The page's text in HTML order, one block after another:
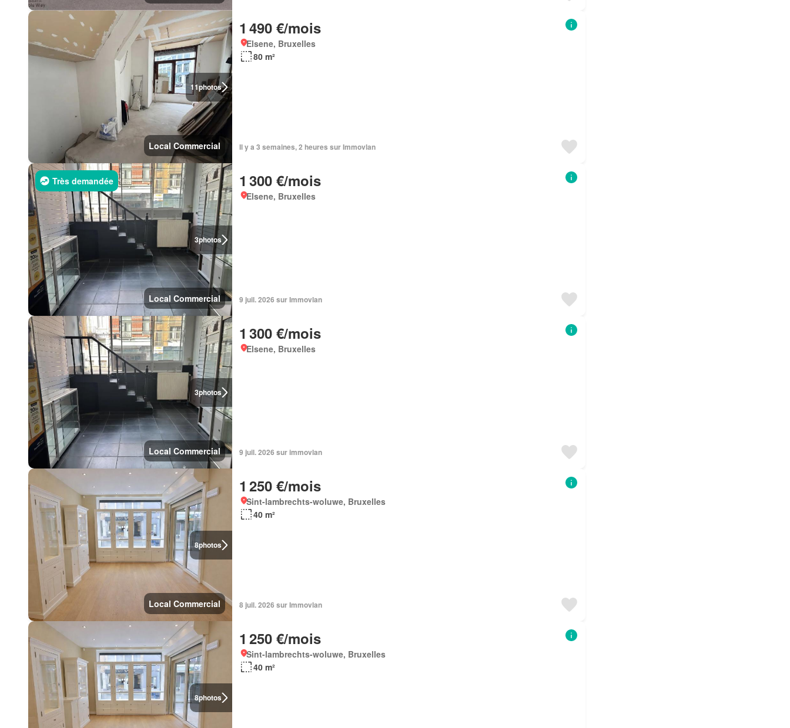
11photos
Local Commercial
1 490 €/mois
Elsene, Bruxelles
80 m²
Il y a 3 semaines, 2 heures sur Immovlan
3photos
Très demandée
Local Commercial
1 300 €/mois
Elsene, Bruxelles
9 juil. 2026 sur Immovlan
3photos
Local Commercial
1 300 €/mois
Elsene, Bruxelles
9 juil. 2026 sur immovlan
8photos
Local Commercial
1 250 €/mois
Sint-lambrechts-woluwe, Bruxelles
40 m²
8 juil. 2026 sur Immovlan
8photos
1 250 €/mois
Sint-lambrechts-woluwe, Bruxelles
40 m²